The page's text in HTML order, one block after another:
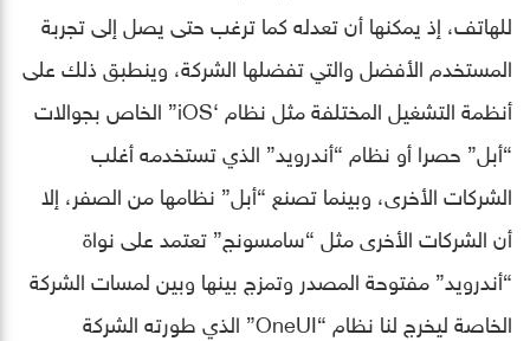
للهاتف، إذ يمكنها أن تعدله كما ترغب حتى يصل إلى تجربة
المستخدم الأفضل والتي تفضلها الشركة، وينطبق ذلك على
أنظمة التشغيل المختلفة مثل نظام ‘iOS” الخاص بجوالات
“أبل” حصرا أو نظام “أندرويد” الذي تستخدمه أغلب
الشركات الأخرى، وبينما تصنع “أبل” نظامها من الصفر، إلا
أن الشركات الأخرى مثل “سامسونج” تعتمد على نواة
“أندرويد” مفتوحة المصدر وتمزج بينها وبين لمسات الشركة
الخاصة ليخرج لنا نظام “OneUI” الذي طورته الشركة